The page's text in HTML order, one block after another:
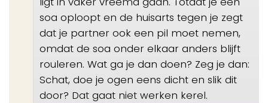
soa oploopt en de huisarts tegen je zegt
dat je partner ook een pil moet nemen,
omdat de soa onder elkaar anders blijft
rouleren. Wat ga je dan doen? Zeg je dan:
Schat, doe je ogen eens dicht en slik dit
door? Dat gaat niet werken kerel.